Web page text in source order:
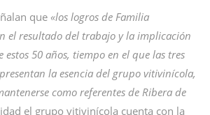
que «los logros de Familia
el resultado del trabajo y la implicación
50 años, tiempo en el que las tres
la esencia del grupo vitivinícola,
como referentes de Ribera de
el grupo vitivinícola cuenta con la